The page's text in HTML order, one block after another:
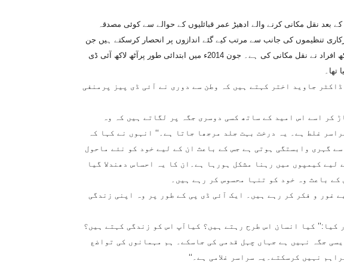
بعد نقل مکانی کرنے والے ادھیڑ عمر قبائلیوں کے حوالے سے کوئی مصدقہ
تنظیموں کی جانب سے مرتب کیے گئے اندازوں پر انحصار کرسکتے ہیں جن
کے مطابق 60برس سے زائد عمر کے تقریباً دو لاکھ افراد نے نقل مکانی کی ہے۔ جون 2014ء میں ابتدائی طور پرآٹھ لاکھ آئی ڈی
تھا۔
جاوید اختر کہتے ہیں کہ وطن سے دوری نے آئی ڈی پیز پرمنفی
کر اسے اس امید کے ساتھ کسی دوسری جگہ پر لگاتے ہیں کہ وہ
غلط ہے۔ یہ درخت بہت جلد مرجھا جاتا ہے۔‘‘ انہوں نے کہا کہ
گہری وابستگی ہوتی ہے جس کے باعث ان کے لیے خود کو نئے ماحول
کیمپوں میں رہنا مشکل ہورہا ہے۔ان کا یہ احساس دھندلا گیا
باعث وہ خود کو تنہا محسوس کر رہے ہیں۔
غور و فکر کر رہے ہیں۔ ایک آئی ڈی پی کے طور پر وہ اپنی زندگی
کیا انسان اس طرح رہتے ہیں؟ کیاآپ اس کو زندگی کہتے ہیں؟
جگہ نہیں ہے جہاں چہل قدمی کی جاسکے۔ ہم مہمانوں کی تواضع
نہیں کرسکتے۔یہ سراسر غلامی ہے۔‘‘